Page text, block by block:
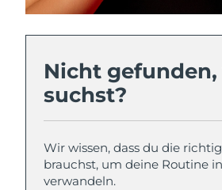
Nicht gefunden,
suchst?
Wir wissen, dass du die
brauchst, um deine Routine
verwandeln.